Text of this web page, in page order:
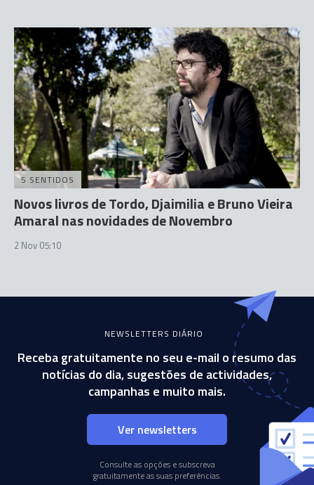
5 SENTIDOS
Novos livros de Tordo, Djaimilia e Bruno Vieira
Amaral nas novidades de Novembro
2 Nov 05:10
NEWSLETTERS DIÁRIO
Receba gratuitamente no seu e-mail o resumo das
notícias do dia, sugestões de actividades,
campanhas e muito mais.
Ver newsletters
Consulte as opções e subscreva
gratuitamente as suas preferências.